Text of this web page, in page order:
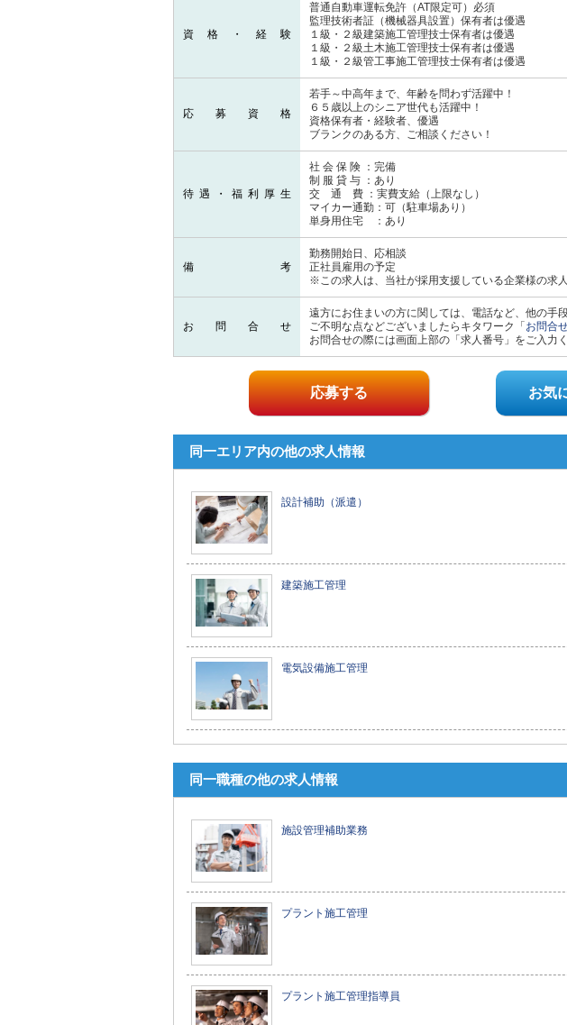
資格・経験
普通自動車運転免許（AT限定可）必須
監理技術者証（機械器具設置）保有者は優遇
１級・２級建築施工管理技士保有者は優遇
１級・２級土木施工管理技士保有者は優遇
１級・２級管工事施工管理技士保有者は優遇
応募資格
若手～中高年まで、年齢を問わず活躍中！
６５歳以上のシニア世代も活躍中！
資格保有者・経験者、優遇
ブランクのある方、ご相談ください！
待遇・福利厚生
社 会 保 険 ：完備
制 服 貸 与 ：あり
交 通 費 ：実費支給（上限なし）
マイカー通勤：可（駐車場あり）
単身用住宅 ：あり
備考
勤務開始日、応相談
正社員雇用の予定
※この求人は、当社が採用支援している企業様の求人
お問合せ
遠方にお住まいの方に関しては、電話など、他の手
ご不明な点などございましたらキタワーク「 お問合
お問合せの際には画面上部の「求人番号」をご入力く
応募する お気
同一エリア内の他の求人情報
設計補助（派遣）
建築施工管理
電気設備施工管理
同一職種の他の求人情報
施設管理補助業務
プラント施工管理
プラント施工管理指導員